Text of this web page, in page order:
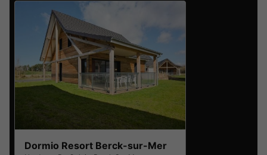
Dormio Resort Berck-sur-Mer